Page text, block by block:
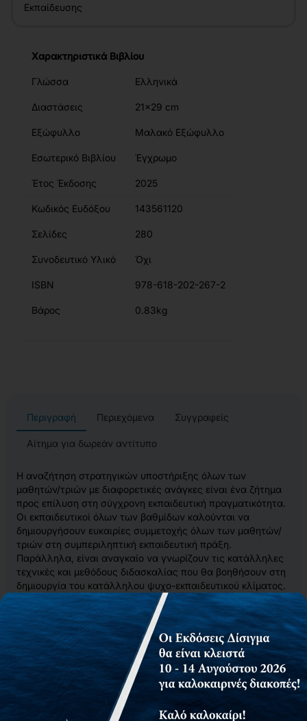
Εκπαίδευσης
Χαρακτηριστικά Βιβλίου
Γλώσσα Ελληνικά
Διαστάσεις 21x29 cm
Εξώφυλλο Μαλακό Εξώφυλλο
Εσωτερικό Βιβλίου Έγχρωμο
Έτος Έκδοσης 2025
Κωδικός Ευδόξου 143561120
Σελίδες 280
Συνοδευτικό Υλικό Όχι
ISBN 978-618-202-267-2
Βάρος 0.83kg
Περιγραφή Περιεχόμενα Συγγραφείς
Αίτημα για δωρεάν αντίτυπο
Η αναζήτηση στρατηγικών υποστήριξης όλων των
μαθητών/τριών με διαφορετικές ανάγκες είναι ένα ζήτημα
προς επίλυση στη σύγχρονη εκπαιδευτική πραγματικότητα.
Οι εκπαιδευτικοί όλων των βαθμίδων καλούνται να
δημιουργήσουν ευκαιρίες συμμετοχής όλων των μαθητών/
τριών στη συμπεριληπτική εκπαιδευτική πράξη.
Παράλληλα, είναι αναγκαίο να γνωρίζουν τις κατάλληλες
τεχνικές και μεθόδους διδασκαλίας που θα βοηθήσουν στη
δημιουργία του κατάλληλου ψυχο-εκπαιδευτικού κλίματος.
Πιο συγκεκριμένα, οι καθηγητές/τριες των Θετικών
Επιστημών συχνά αισθάνονται την ανάγκη να
αξιοποιήσουν διδακτικές προσεγγίσεις που θα συμβάλουν
στην ενεργητική συμμετοχή των μαθητών/τριών τους στη
μαθησιακή πράξη. Βάσει των παραπάνω, οι βασικοί στόχοι
του παρόντος συγγράμματος είναι:
◼ να γίνει κατανοητή η ανάγκη για αναγνώριση της
διαφορετικότητας των μαθητών/τριών τόσο κατά τη
διδασκαλία τους όσο και σχετικά με τους τρόπους που